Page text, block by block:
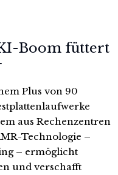
Boom füttert
Plus von 90
aus Rechenzentren
Technologie –
– ermöglicht
und verschafft